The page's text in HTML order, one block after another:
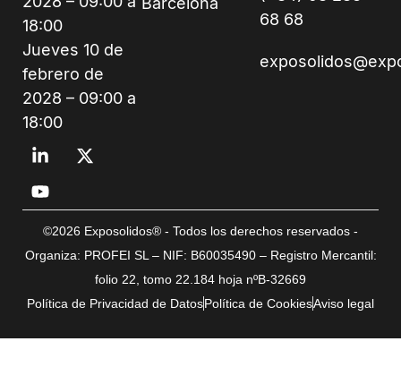
18:00
Jueves 10 de
febrero de
2028 – 09:00 a
18:00
68 68
©2026 Exposolidos® - Todos los derechos reservados -
Organiza: PROFEI SL – NIF: B60035490 – Registro Mercantil:
folio 22, tomo 22.184 hoja nºB-32669
Política de Privacidad de DatosPolítica de CookiesAviso legal